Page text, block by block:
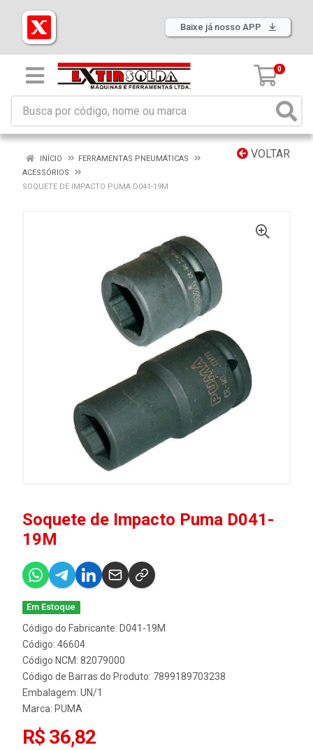
Baixe já nosso APP
0
VOLTAR
INÍCIO
FERRAMENTAS PNEUMÁTICAS
ACESSÓRIOS
SOQUETE DE IMPACTO PUMA D041-19M
Soquete de Impacto Puma D041-
19M
Em Estoque
Código do Fabricante: D041-19M
Código: 46604
Código NCM: 82079000
Código de Barras do Produto: 7899189703238
Embalagem: UN/1
Marca: PUMA
R$ 36,82